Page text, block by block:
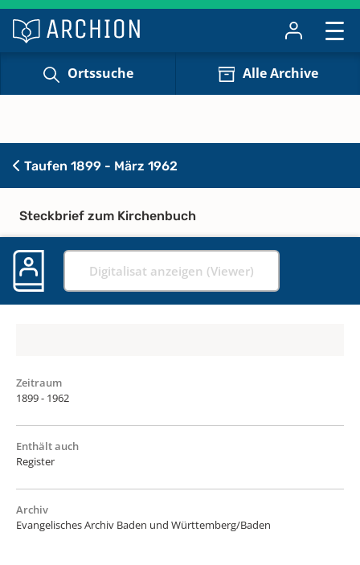
Ortssuche Alle Archive
Taufen 1899 - März 1962
Steckbrief zum Kirchenbuch
Digitalisat anzeigen (Viewer)
Zeitraum
1899 - 1962
Enthält auch
Register
Archiv
Evangelisches Archiv Baden und Württemberg/Baden